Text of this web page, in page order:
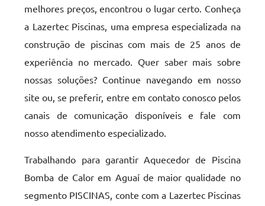
melhores preços, encontrou o lugar certo. Conheça
a Lazertec Piscinas, uma empresa especializada na
construção de piscinas com mais de 25 anos de
experiência no mercado. Quer saber mais sobre
nossas soluções? Continue navegando em nosso
site ou, se preferir, entre em contato conosco pelos
canais de comunicação disponíveis e fale com
nosso atendimento especializado.
Trabalhando para garantir Aquecedor de Piscina
Bomba de Calor em Aguaí de maior qualidade no
segmento PISCINAS, conte com a Lazertec Piscinas